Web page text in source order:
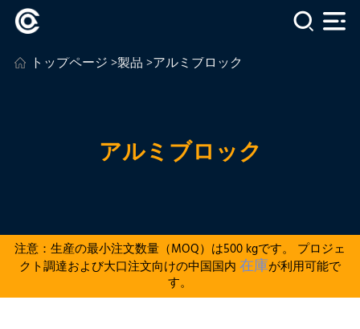
トップページ>製品>アルミブロック
アルミブロック
注意：生産の最小注文数量（MOQ）は500 kgです。 プロジェ
クト調達および大口注文向けの中国国内 在庫が利用可能で
す。